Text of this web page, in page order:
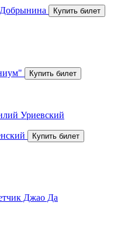
Уриевский
Джао Да